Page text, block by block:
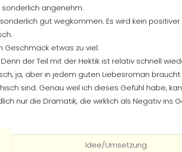
angenehm.
gut wegkommen. Es wird kein
Geschmack etwas zu viel.
der Teil mit der Hektik ist relativ schnell
ja, aber in jedem guten Liebesroman
sind. Genau weil ich dieses Gefühl habe,
nur die Dramatik, die wirklich als Negativ ins
Idee/Umsetzung